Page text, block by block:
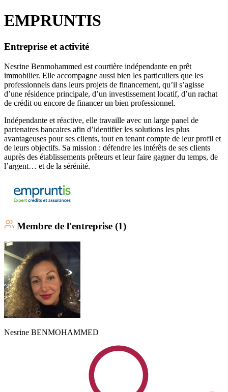
EMPRUNTIS
Entreprise et activité
Nesrine Benmohammed est courtière indépendante en prêt
immobilier. Elle accompagne aussi bien les particuliers que les
professionnels dans leurs projets de financement, qu’il s’agisse
d’une résidence principale, d’un investissement locatif, d’un rachat
de crédit ou encore de financer un bien professionnel.
Indépendante et réactive, elle travaille avec un large panel de
partenaires bancaires afin d’identifier les solutions les plus
avantageuses pour ses clients, tout en tenant compte de leur profil et
de leurs objectifs. Sa mission : défendre les intérêts de ses clients
auprès des établissements prêteurs et leur faire gagner du temps, de
l’argent… et de la sérénité.
Membre de l'entreprise (1)
Nesrine BENMOHAMMED